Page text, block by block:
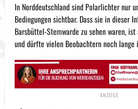
In Norddeutschland sind Polarlichter nur
Bedingungen sichtbar. Dass sie in dieser
Barsbüttel-Stemwarde zu sehen waren,
und dürfte vielen Beobachtern noch lange